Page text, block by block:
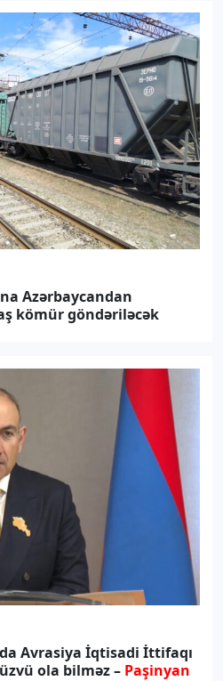
Azərbaycandan
kömür göndəriləcək
Avrasiya İqtisadi İttifaqı
ola bilməz – Paşinyan